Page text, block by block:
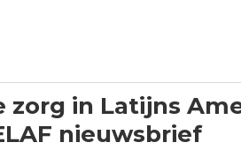
in Latijns
nieuwsbrief